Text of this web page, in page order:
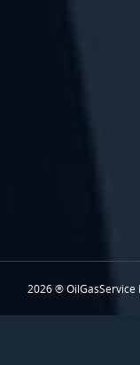
2026 ®